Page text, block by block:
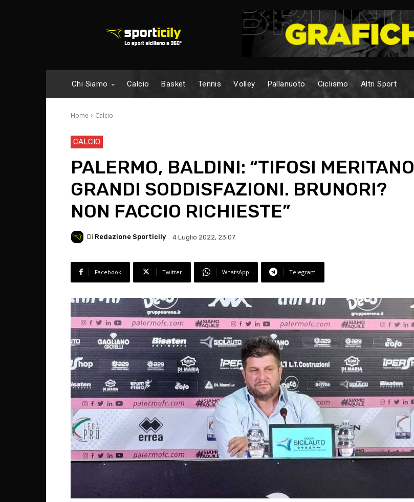
Chi Siamo Calcio Basket Tennis Volley Pallanuoto Ciclismo Altri Sport
Home Calcio
CALCIO
PALERMO, BALDINI: “TIFOSI MERITANO
GRANDI SODDISFAZIONI. BRUNORI?
NON FACCIO RICHIESTE”
Di Redazione Sporticily 4 Luglio 2022, 23:07
Facebook Twitter WhatsApp Telegram